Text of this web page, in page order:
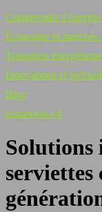
Comprendre l’énergie
Économie et marchés
Transition
Innovations et
Blog
restabook-v4
Solutions
serviettes